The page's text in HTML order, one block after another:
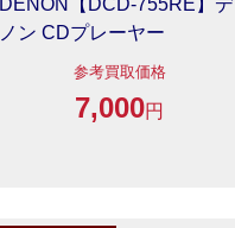
DENON【DCD-755RE】デ
ノン CDプレーヤー
参考買取価格
7,000円